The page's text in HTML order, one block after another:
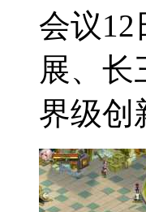
会议
展、长
界级创